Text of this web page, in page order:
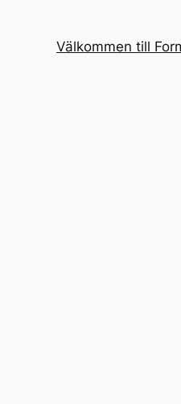
Välkommen till